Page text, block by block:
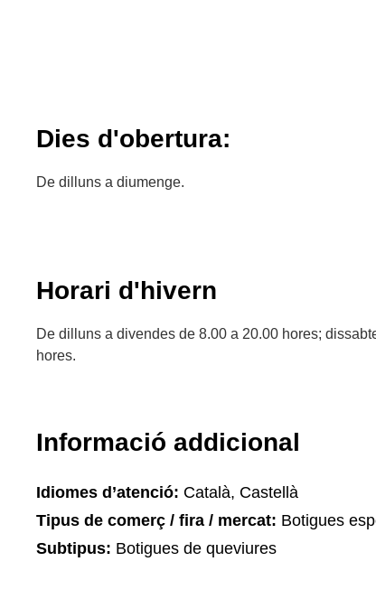
Dies d'obertura:
De dilluns a diumenge.
Horari d'hivern
De dilluns a divendes de 8.00 a 20.00 hores;
hores.
Informació addicional
Idiomes d’atenció: Català, Castellà
Tipus de comerç / fira / mercat: Botigues
Subtipus: Botigues de queviures